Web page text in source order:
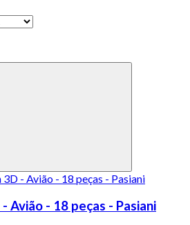
Avião - 18 peças - Pasiani